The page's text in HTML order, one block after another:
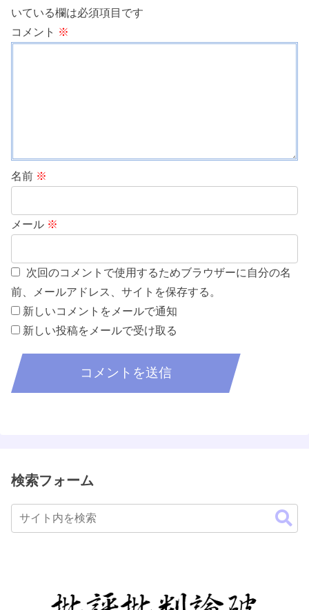
いている欄は必須項目です
コメント ※
名前 ※
メール ※
次回のコメントで使用するためブラウザーに自分の名
前、メールアドレス、サイトを保存する。
新しいコメントをメールで通知
新しい投稿をメールで受け取る
検索フォーム